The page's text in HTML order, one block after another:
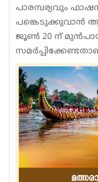
പാരമ്പര്യവും
പങ്കെടുക്കുവാൻ
ജൂൺ 20 ന്